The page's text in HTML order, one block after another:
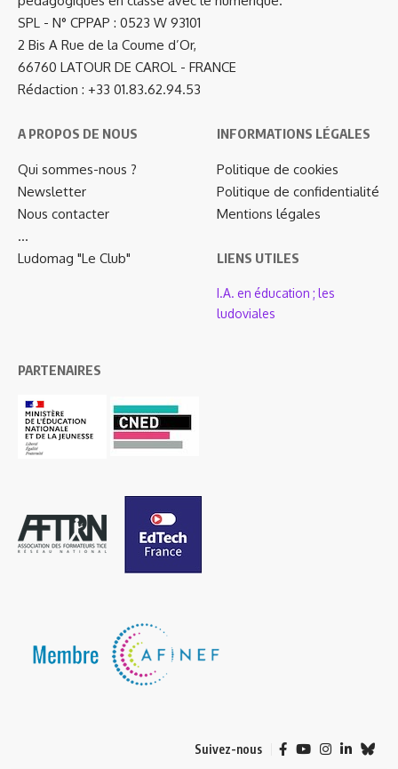
SPL - N° CPPAP : 0523 W 93101
2 Bis A Rue de la Coume d’Or,
66760 LATOUR DE CAROL - FRANCE
Rédaction : +33 01.83.62.94.53
A PROPOS DE NOUS
Qui sommes-nous ?
Newsletter
Nous contacter
…
Ludomag "Le Club"
INFORMATIONS LÉGALES
Politique de cookies
Politique de confidentialité
Mentions légales
LIENS UTILES
I.A. en éducation ; les
ludoviales
PARTENAIRES
Suivez-nous